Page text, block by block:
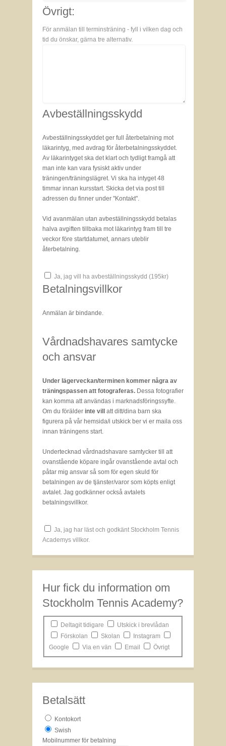
Övrigt:
För anmälan till terminsträning - fyll i vilken dag och
tid du önskar, gärna tre alternativ.
Avbeställningsskydd
Avbeställningsskyddet ger full återbetalning mot
läkarintyg, med avdrag för återbetalningsskyddet.
Av läkarintyget ska det klart och tydligt framgå att
man inte kan vara fysiskt aktiv under
träningen/träningslägret. Vi ska ha intyget 48
timmar innan kursstart. Skicka det via post till
adressen du finner under "Kontakt".
Vid avanmälan utan avbeställningsskydd betalas
halva avgiften tillbaka mot läkarintyg fram till tre
veckor före startdatumet, annars uteblir
återbetalning.
Ja, jag vill ha avbeställningsskydd (195 kr)
Betalningsvillkor
Anmälan är bindande.
Vårdnadshavares samtycke
och ansvar
Under lägerveckan/terminen kommer några av
träningspassen att fotograferas. Dessa fotografier
kan komma att användas i marknadsföringssyfte.
Om du förälder inte vill att ditt/dina barn ska
figurera på vår hemsida/i utskick ber vi er maila oss
innan träningens start.
Undertecknad vårdnadshavare samtycker till att
ovanstående köpare ingår ovanstående avtal och
påtar mig ansvar så som för egen skuld för
betalningen av de tjänster/varor som köpts enligt
avtalet. Jag godkänner också avtalets
betalningsvillkor.
Ja, jag har läst och godkänt Stockholm Tennis
Academys villkor.
Hur fick du information om
Stockholm Tennis Academy?
Deltagit tidigare
Utskick i brevlådan
Förskolan
Skolan
Instagram
Google
Via en vän Email Övrigt
Betalsätt
Kontokort
Swish
Mobilnummer för betalning